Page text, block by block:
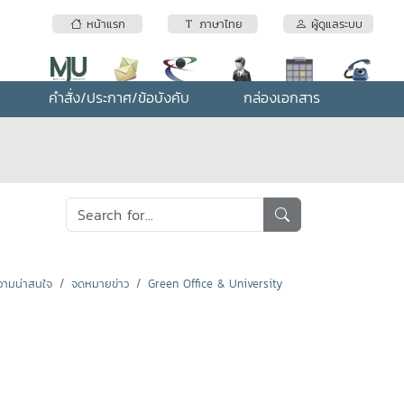
หน้าแรก ภาษาไทย ผู้ดูแลระบบ
คำสั่ง/ประกาศ/ข้อบังคับ กล่องเอกสาร
มน่าสนใจ จดหมายข่าว
Green Office & University